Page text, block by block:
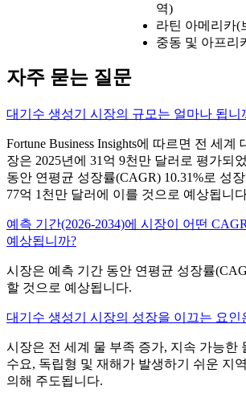
역)
라틴 아메리카(
중동 및 아프리
자주 묻는 질문
대기수 생성기 시장의 규모는 얼마나 됩니
Fortune Business Insights에 따르면 전 세계
장은 2025년에 31억 9천만 달러로 평가되
동안 연평균 성장률(CAGR) 10.31%로 성장
77억 1천만 달러에 이를 것으로 예상됩니
예측 기간(2026-2034)에 시장이 어떤
예상됩니까?
시장은 예측 기간 동안 연평균 성장률
할 것으로 예상됩니다.
대기수 생성기 시장의 성장을 이끄는 요인
시장은 전 세계 물 부족 증가, 지속 가능한
수요, 독립형 및 재해가 발생하기 쉬운 지
의해 주도됩니다.